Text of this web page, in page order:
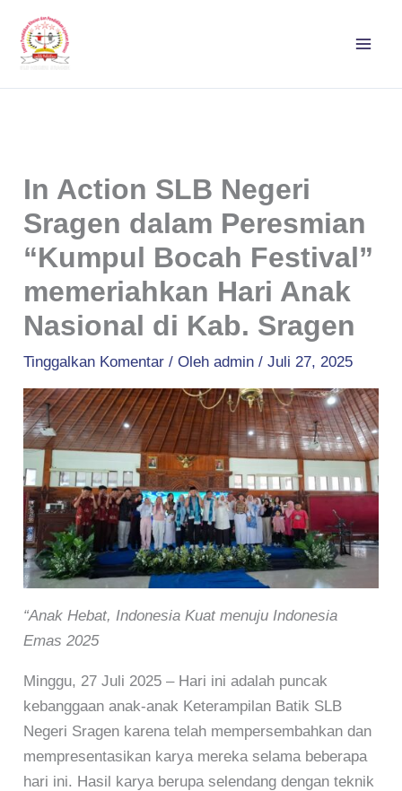
konten
In Action SLB Negeri
Sragen dalam Peresmian
“Kumpul Bocah Festival”
memeriahkan Hari Anak
Nasional di Kab. Sragen
Tinggalkan Komentar / Olehadmin/Juli 27, 2025
“Anak Hebat, Indonesia Kuat menuju Indonesia
Emas 2025
Minggu, 27 Juli 2025 – Hari ini adalah puncak
kebanggaan anak-anak Keterampilan Batik SLB
Negeri Sragen karena telah mempersembahkan dan
mempresentasikan karya mereka selama beberapa
hari ini. Hasil karya berupa selendang dengan teknik